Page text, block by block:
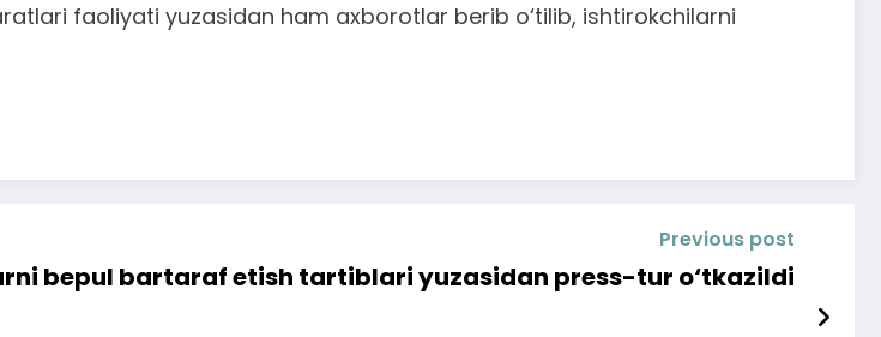
faoliyati yuzasidan ham axborotlar berib o‘tilib, ishtirokchilarni
Previous post
bepul bartaraf etish tartiblari yuzasidan press-tur o‘tkazildi